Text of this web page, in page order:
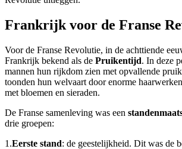
Frankrijk voor de Franse
Voor de Franse Revolutie, in de achttiende
Frankrijk bekend als de Pruikentijd. In deze
mannen hun rijkdom zien met opvallende
toonden hun welvaart door enorme
met bloemen en sieraden.
De Franse samenleving was een
drie groepen:
1.Eerste stand: de geestelijkheid. Dit was de